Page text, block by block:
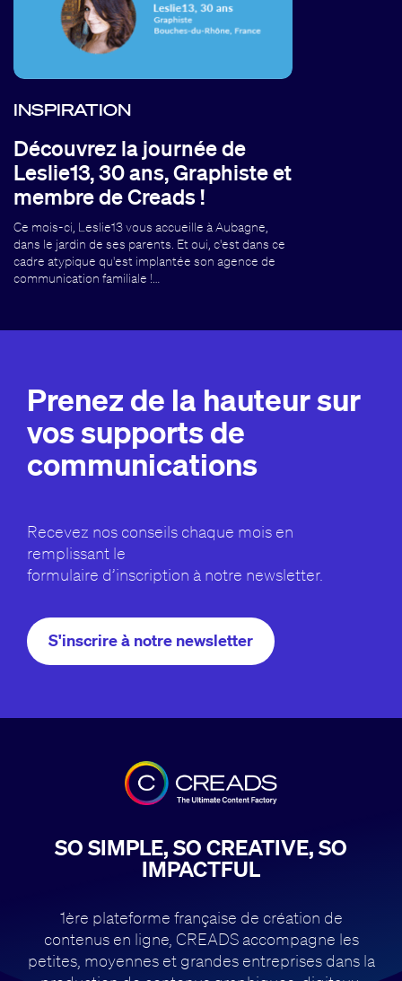
INSPIRATION
Découvrez la journée de
Leslie13, 30 ans, Graphiste et
membre de Creads !
Ce mois-ci, Leslie13 vous accueille à Aubagne,
dans le jardin de ses parents. Et oui, c'est dans ce
cadre atypique qu'est implantée son agence de
communication familiale !…
Prenez de la hauteur sur
vos supports de
communications
Recevez nos conseils chaque mois en
remplissant le
formulaire d’inscription à notre newsletter.
S'inscrire à notre newsletter
SO SIMPLE, SO CREATIVE, SO
IMPACTFUL
1ère plateforme française de création de
contenus en ligne, CREADS accompagne les
petites, moyennes et grandes entreprises dans la